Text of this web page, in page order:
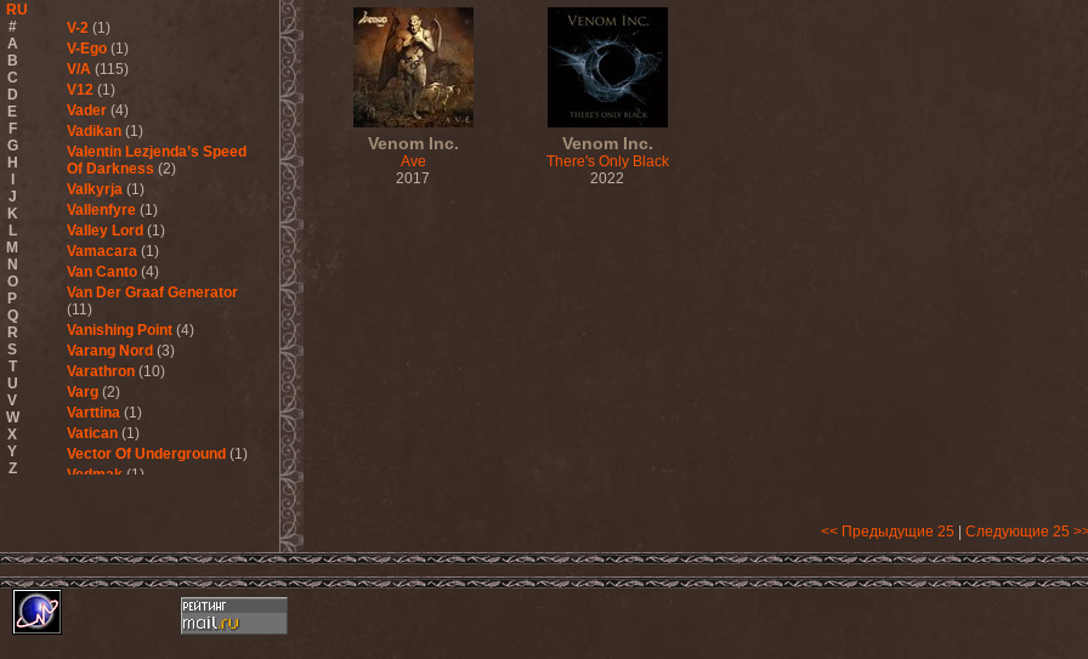
RU
#
A
B
C
D
E
F
G
H
J
K
L
M
N
O
P
Q
R
S
T
U
V
W
X
Y
Z
V-2 (1)
V-Ego (1)
V/A (115)
V12 (1)
Vader (4)
Vadikan (1)
Valentin Lezjenda’s Speed
Of Darkness (2)
Valkyrja (1)
Vallenfyre (1)
Valley Lord (1)
Vamacara (1)
Van Canto (4)
Van Der Graaf Generator
(11)
Vanishing Point (4)
Varang Nord (3)
Varathron (10)
Varg (2)
Varttina (1)
Vatican (1)
Vector Of Underground (1)
Vedmak (1)
Venom Inc. (2)
Veratrum (1)
Verba & Оля Пулатова (1)
Venom Inc.
Ave
2017
Venom Inc.
There's Only Black
2022
<< Предыдущие 25 Следующие 25